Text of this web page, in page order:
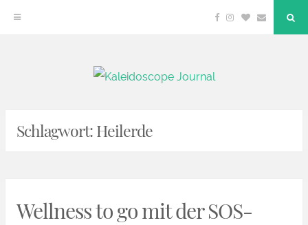
FacebookInstagramBloglovin
Email
Schlagwort:Heilerde
Wellness to go mit der SOS-